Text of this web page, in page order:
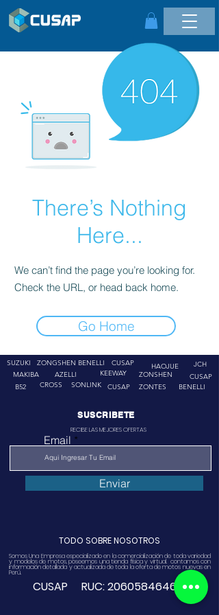
There’s Nothing
Here...
We can’t find the page you’re looking for.
Check the URL, or head back home.
Go Home
SUZUKI
ZONGSHEN
MAKIBA
AZELLI
BENELLI
CUSAP
KEEWAY
B52
CROSS SONLINK CUSAP
HAOJUE
JCH
ZONSHEN
ZONTES
CUSAP
BENELLI
SUSCRIBETE
RECIBE LAS MEJORES OFERTAS
Email
Enviar
TODO SOBRE NOSOTROS
Somos Una Empresa especializado en la comercialización de toda variedad
y modelos de motos, poseemos una tienda física y virtual. contamos con
información detallada y actualizada de toda la oferta de motos nuevas en
Perú.
CUSAP RUC:20605846468